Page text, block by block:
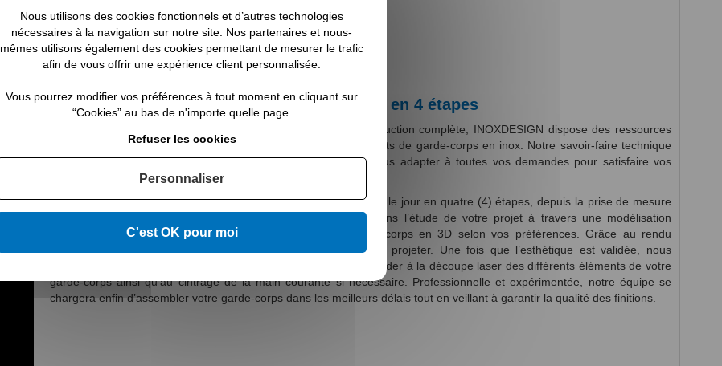
Votre garde-corps InoxDesign personnalisé en 4 étapes
Grâce à une équipe hautement qualifiée et une chaîne de production complète, INOXDESIGN dispose des ressources
humaines et matérielles nécessaires pour réaliser tous vos projets de garde-corps en inox. Notre savoir-faire technique
nous permet de réaliser des garde-corps sur mesure et de nous adapter à toutes vos demandes pour satisfaire vos
Avec INOXDESIGN, votregarde-corps escalier personnalisévoit le jour en quatre (4) étapes, depuis la prise de mesure
jusqu’à la réalisation. Nous vous accompagnons également dans l’étude de votre projet à travers une modélisation
numérique qui vous permettra de visualiser votre futur garde-corps en 3D selon vos préférences. Grâce au rendu
photoréaliste de la maquette, vous n’aurez aucun mal à vous projeter. Une fois que l’esthétique est validée, nous
procédons à la préparation des fichiers numériques afin de procéder à la découpe laser des différents éléments de votre
garde-corps ainsi qu’au cintrage de la main courante si nécessaire. Professionnelle et expérimentée, notre équipe se
chargera enfin d’assembler votre garde-corps dans les meilleurs délais tout en veillant à garantir la qualité des finitions.
Nous utilisons des cookies fonctionnels et d’autres technologies
nécessaires à la navigation sur notre site. Nos partenaires et nous-
mêmes utilisons également des cookies permettant de mesurer le trafic
afin de vous offrir une expérience client personnalisée.
Vous pourrez modifier vos préférences à tout moment en cliquant sur
“Cookies” au bas de n'importe quelle page.
C'est OK pour moi
Refuser les cookies
Personnaliser